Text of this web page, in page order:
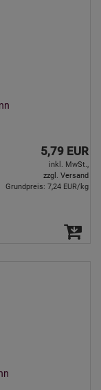
5,79 EUR
inkl. MwSt.,
zzgl. Versand
Grundpreis: 7,24 EUR/kg